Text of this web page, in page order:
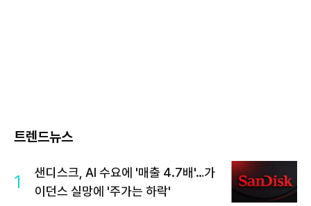
트렌드뉴스
1
샌디스크, AI 수요에 '매출 4.7배'…가
이던스 실망에 '주가는 하락'